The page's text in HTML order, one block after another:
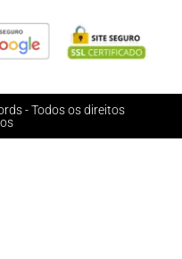
- Todos os direitos